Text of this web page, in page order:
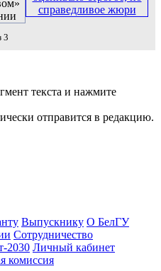
3
текста и нажмите
отправится в редакцию.
Выпускнику О БелГУ
Сотрудничество
2030 Личный кабинет
комиссия